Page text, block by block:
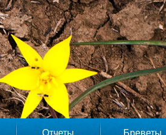
Отчеты Бреветы